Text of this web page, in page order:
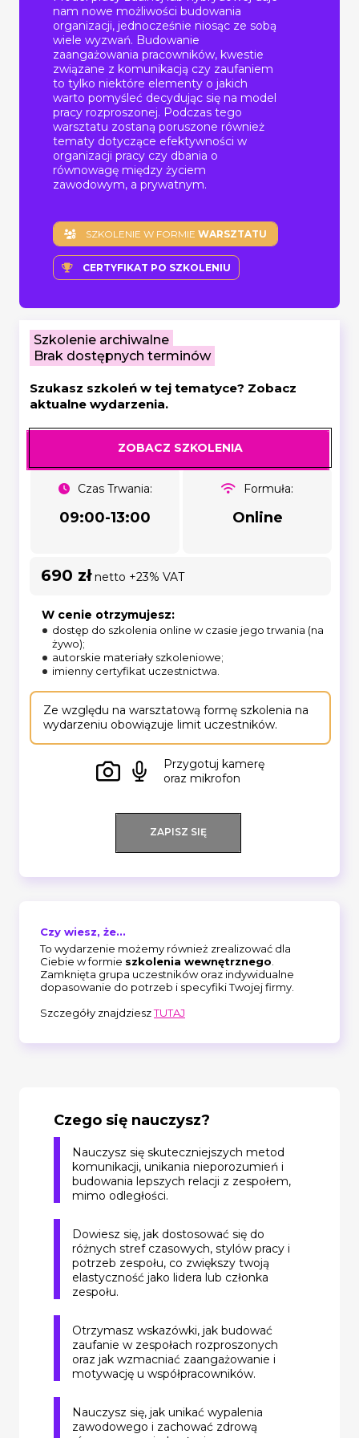
nam nowe możliwości budowania
organizacji, jednocześnie niosąc ze sobą
wiele wyzwań. Budowanie
zaangażowania pracowników, kwestie
związane z komunikacją czy zaufaniem
to tylko niektóre elementy o jakich
warto pomyśleć decydując się na model
pracy rozproszonej. Podczas tego
warsztatu zostaną poruszone również
tematy dotyczące efektywności w
organizacji pracy czy dbania o
równowagę między życiem
zawodowym, a prywatnym.
SZKOLENIE W FORMIE WARSZTATU
CERTYFIKAT PO SZKOLENIU
Szkolenie archiwalne
Brak dostępnych terminów
Szukasz szkoleń w tej tematyce? Zobacz
aktualne wydarzenia.
ZOBACZ SZKOLENIA
Czas Trwania:
09:00-13:00
Formuła:
Online
690 złnetto +23% VAT
W cenie otrzymujesz:
dostęp do szkolenia online w czasie jego trwania (na
żywo);
autorskie materiały szkoleniowe;
imienny certyfikat uczestnictwa.
Ze względu na warsztatową formę szkolenia na
wydarzeniu obowiązuje limit uczestników.
Przygotuj kamerę
oraz mikrofon
ZAPISZ SIĘ
Czy wiesz, że...
To wydarzenie możemy również zrealizować dla
Ciebie w formie szkolenia wewnętrznego
Zamknięta grupa uczestników oraz indywidualne
dopasowanie do potrzeb i specyfiki Twojej firmy.
Szczegóły znajdzieszTUTAJ
Czego się nauczysz?
Nauczysz się skuteczniejszych metod
komunikacji, unikania nieporozumień i
budowania lepszych relacji z zespołem,
mimo odległości.
Dowiesz się, jak dostosować się do
różnych stref czasowych, stylów pracy i
potrzeb zespołu, co zwiększy twoją
elastyczność jako lidera lub członka
zespołu.
Otrzymasz wskazówki, jak budować
zaufanie w zespołach rozproszonych
oraz jak wzmacniać zaangażowanie i
motywację u współpracowników.
Nauczysz się, jak unikać wypalenia
zawodowego i zachować zdrową